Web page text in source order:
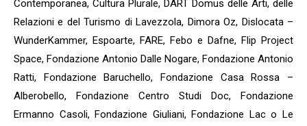
Contemporanea, Cultura Plurale, DART Domus delle Arti, delle
Relazioni e del Turismo di Lavezzola, Dimora Oz, Dislocata –
WunderKammer, Espoarte, FARE, Febo e Dafne, Flip Project
Space, Fondazione Antonio Dalle Nogare, Fondazione Antonio
Ratti, Fondazione Baruchello, Fondazione Casa Rossa –
Alberobello, Fondazione Centro Studi Doc, Fondazione
Ermanno Casoli, Fondazione Giuliani, Fondazione Lac o Le